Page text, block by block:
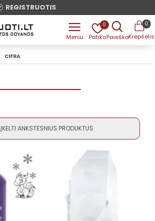
REGISTRUOTIS
0 0
CIFRA
ĮKELTI ANKSTESNIUS PRODUKTUS